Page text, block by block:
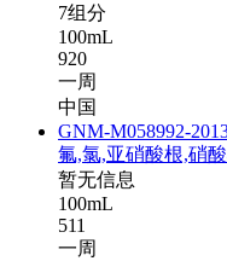
7组分
100mL
920
一周
中国
GNM-M058992-
氟,氯,亚硝酸根,硝
暂无信息
100mL
511
一周